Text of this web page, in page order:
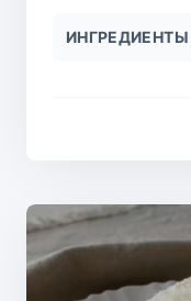
ИНГРЕДИЕНТЫ